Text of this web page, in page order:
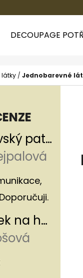
DECOUPAGE
látky / Jednobarevné
Ubrus "venkovský patchwork"
je 5 z 5
Stylový pytlíček na houby v rustikálním stylu
je 5 z 5
S